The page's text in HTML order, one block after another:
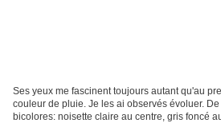
Ses yeux me fascinent toujours autant qu'au
couleur de pluie. Je les ai observés évoluer.
bicolores: noisette claire au centre, gris foncé